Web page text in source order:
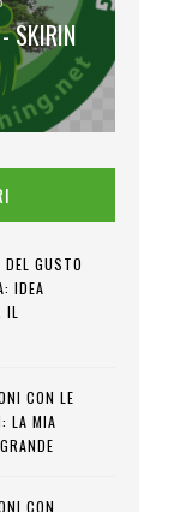
SKIRIN
GUSTO
IDEA
IL
CON LE
LA MIA
CON